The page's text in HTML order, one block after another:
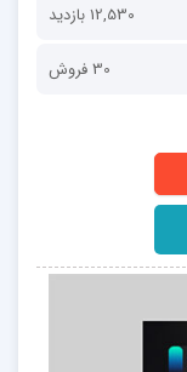
12,530 بازدید
30 فروش